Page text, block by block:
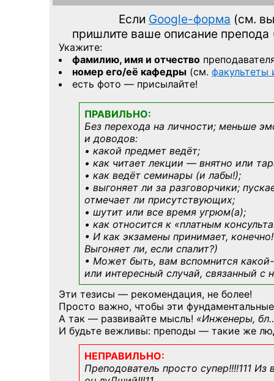
Если Google-форма (см.
пришлите ваше описание препода
Укажите:
фамилию, имя и отчество
номер его/её кафедры (см.
есть фото — присылайте!
ПРАВИЛЬНО:
Без перехода на личности; меньше
и доводов:
• какой предмет ведёт;
• как читает лекции — внятно или
• как ведёт семинары (и лабы!);
• выгоняет ли за разговорчики;
отмечает ли присутствующих;
• шутит или все время угрюм(а);
• как относится к «платным
• И как экзамены принимает,
Выгоняет ли, если спалит?)
• Может быть, вам вспомнится
или интересный случай, связанный с
Эти тезисы — рекомендация, не более!
Просто важно, чтобы эти
А так — развивайте мысль! «Инженеры,
И будьте вежливы: преподы — такие же
НЕПРАВИЛЬНО:
Преподователь просто супер!!!!111